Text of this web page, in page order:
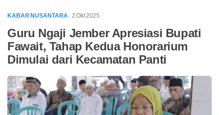
KABAR NUSANTARA · 2 Okt 2025
Guru Ngaji Jember Apresiasi Bupati
Fawait, Tahap Kedua Honorarium
Dimulai dari Kecamatan Panti